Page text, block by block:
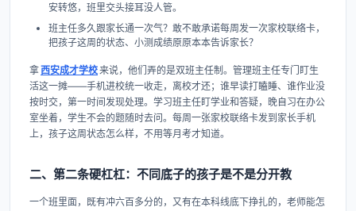
安转悠，班里交头接耳没人管。
班主任多久跟家长通一次气？敢不敢承诺每周发一次家校联络卡，
把孩子这周的状态、小测成绩原原本本告诉家长？
拿西安成才学校来说，他们弄的是双班主任制。管理班主任专门盯生
活这一摊——手机进校统一收走，离校才还；谁早读打瞌睡、谁作业没
按时交，第一时间发现处理。学习班主任盯学业和答疑，晚自习在办公
室坐着，学生不会的题随时去问。每周一张家校联络卡发到家长手机
上，孩子这周状态怎么样，不用等月考才知道。
二、第二条硬杠杠：不同底子的孩子是不是分开教
一个班里面，既有冲六百多分的，又有在本科线底下挣扎的，老师能怎